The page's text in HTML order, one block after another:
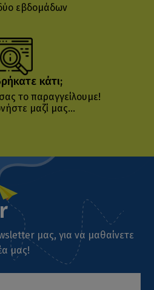
εβδομάδων
κάτι;
το παραγγείλουμε!
μαζί μας...
μας, για να μαθαίνετε
μας!